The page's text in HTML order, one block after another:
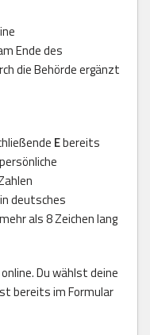
Ende des
die Behörde ergänzt
Ebereits
deutsches
als 8 Zeichen lang
Du wählst deine
bereits im Formular